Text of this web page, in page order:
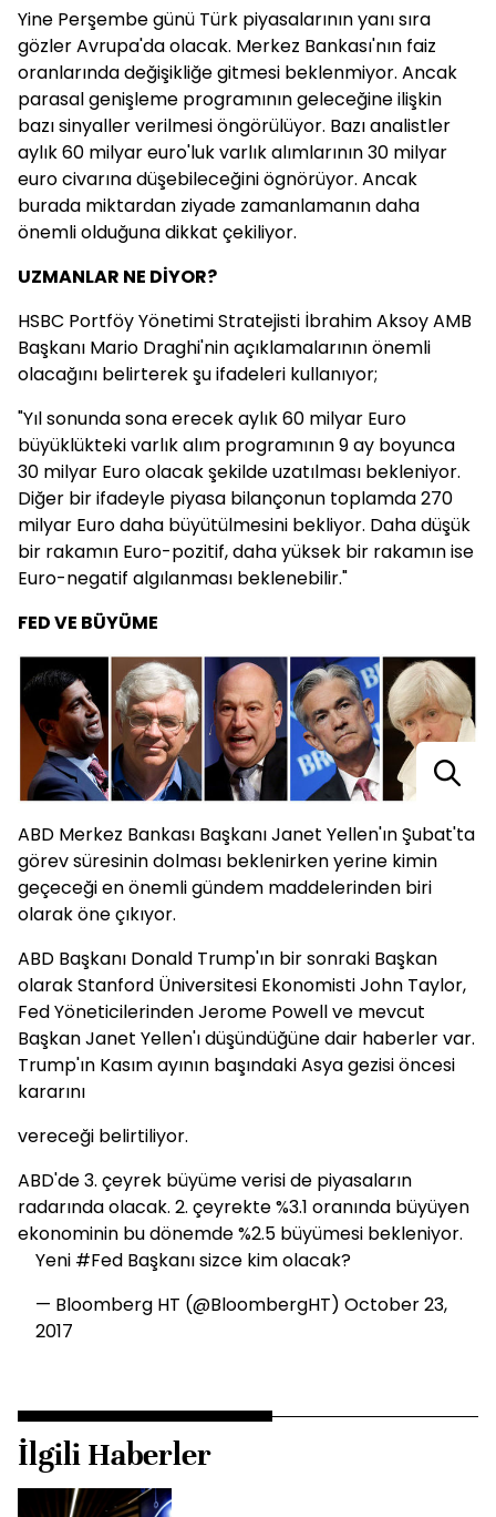
Yine Perşembe günü Türk piyasalarının yanı sıra
gözler Avrupa'da olacak. Merkez Bankası'nın faiz
oranlarında değişikliğe gitmesi beklenmiyor. Ancak
parasal genişleme programının geleceğine ilişkin
bazı sinyaller verilmesi öngörülüyor. Bazı analistler
aylık 60 milyar euro'luk varlık alımlarının 30 milyar
euro civarına düşebileceğini ögnörüyor. Ancak
burada miktardan ziyade zamanlamanın daha
önemli olduğuna dikkat çekiliyor.
UZMANLAR NE DİYOR?
HSBC Portföy Yönetimi Stratejisti İbrahim Aksoy AMB
Başkanı Mario Draghi'nin açıklamalarının önemli
olacağını belirterek şu ifadeleri kullanıyor;
"Yıl sonunda sona erecek aylık 60 milyar Euro
büyüklükteki varlık alım programının 9 ay boyunca
30 milyar Euro olacak şekilde uzatılması bekleniyor.
Diğer bir ifadeyle piyasa bilançonun toplamda 270
milyar Euro daha büyütülmesini bekliyor. Daha düşük
bir rakamın Euro-pozitif, daha yüksek bir rakamın ise
Euro-negatif algılanması beklenebilir."
FED VE BÜYÜME
ABD Merkez Bankası Başkanı Janet Yellen'ın Şubat'ta
görev süresinin dolması beklenirken yerine kimin
geçeceği en önemli gündem maddelerinden biri
olarak öne çıkıyor.
ABD Başkanı Donald Trump'ın bir sonraki Başkan
olarak Stanford Üniversitesi Ekonomisti John Taylor,
Fed Yöneticilerinden Jerome Powell ve mevcut
Başkan Janet Yellen'ı düşündüğüne dair haberler var.
Trump'ın Kasım ayının başındaki Asya gezisi öncesi
kararını
vereceği belirtiliyor.
ABD'de 3. çeyrek büyüme verisi de piyasaların
radarında olacak. 2. çeyrekte %3.1 oranında büyüyen
ekonominin bu dönemde %2.5 büyümesi bekleniyor.
Yeni #Fed Başkanı sizce kim olacak?
— Bloomberg HT (@BloombergHT) October 23,
2017
İlgili Haberler